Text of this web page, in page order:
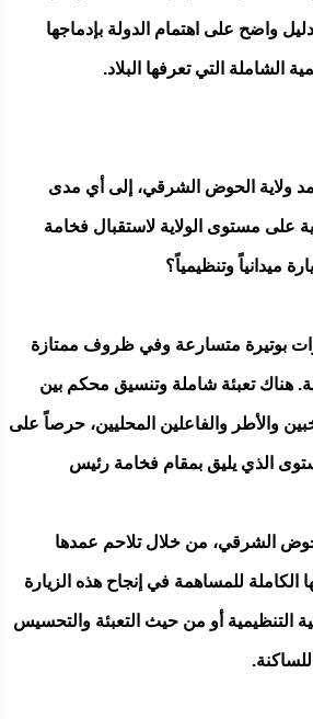
واضح على اهتمام الدولة بإدماجها
الشاملة التي تعرفها البلاد.
ولاية الحوض الشرقي، إلى أي مدى
على مستوى الولاية لاستقبال فخامة
ميدانياً وتنظيمياً؟
بوتيرة متسارعة وفي ظروف ممتازة
هناك تعبئة شاملة وتنسيق محكم بين
والأطر والفاعلين المحليين، حرصاً على
الذي يليق بمقام فخامة رئيس
الشرقي، من خلال تلاحم عمدها
الكاملة للمساهمة في إنجاح هذه الزيارة
التنظيمية أو من حيث التعبئة والتحسيس
للساكنة.